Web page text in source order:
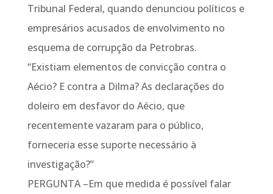
Tribunal Federal, quando denunciou políticos e
empresários acusados de envolvimento no
esquema de corrupção da Petrobras.
“Existiam elementos de convicção contra o
Aécio? E contra a Dilma? As declarações do
doleiro em desfavor do Aécio, que
recentemente vazaram para o público,
forneceria esse suporte necessário à
investigação?”
PERGUNTA –Em que medida é possível falar